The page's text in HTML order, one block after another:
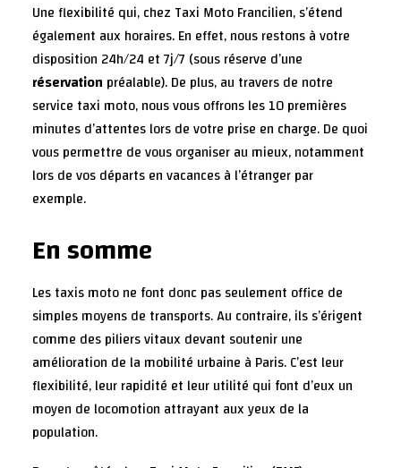
Une flexibilité qui, chez Taxi Moto Francilien, s’étend
également aux horaires. En effet, nous restons à votre
disposition 24h/24 et 7j/7 (sous réserve d’une
réservation préalable). De plus, au travers de notre
service taxi moto, nous vous offrons les 10 premières
minutes d’attentes lors de votre prise en charge. De quoi
vous permettre de vous organiser au mieux, notamment
lors de vos départs en vacances à l’étranger par
exemple.
En somme
Les taxis moto ne font donc pas seulement office de
simples moyens de transports. Au contraire, ils s’érigent
comme des piliers vitaux devant soutenir une
amélioration de la mobilité urbaine à Paris. C’est leur
flexibilité, leur rapidité et leur utilité qui font d’eux un
moyen de locomotion attrayant aux yeux de la
population.